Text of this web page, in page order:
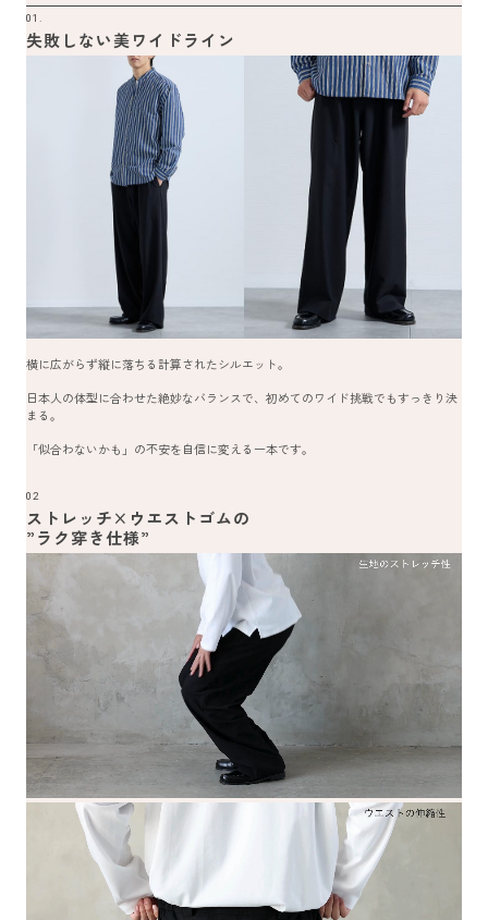
01.
失敗しない美ワイドライン
横に広がらず縦に落ちる計算されたシルエット。
日本人の体型に合わせた絶妙なバランスで、初めてのワイド挑戦でもすっきり決
まる。
「似合わないかも」の不安を自信に変える一本です。
02
ストレッチ×ウエストゴムの
”ラク穿き仕様”